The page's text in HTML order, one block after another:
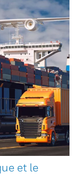
et le